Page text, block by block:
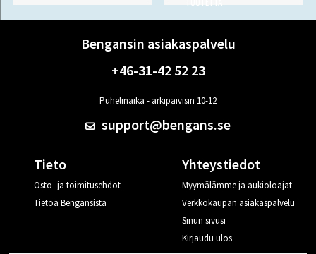
Bengansin asiakaspalvelu
+46-31-42 52 23
Puhelinaika - arkipäivisin 10-12
support@bengans.se
Tieto
Osto- ja toimitusehdot
Tietoa Bengansista
Yhteystiedot
Myymälämme ja aukioloajat
Verkkokaupan asiakaspalvelu
Sinun sivusi
Kirjaudu ulos